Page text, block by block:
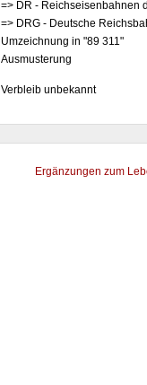
=> DR - Reichseisenbahnen
=> DRG - Deutsche
Umzeichnung in "89 311"
Ausmusterung
Verbleib unbekannt
Ergänzungen zum